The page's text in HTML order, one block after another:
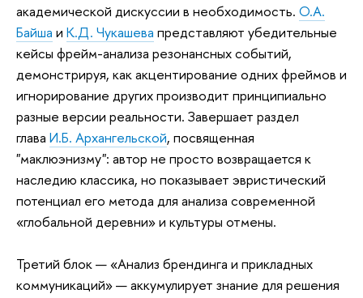
академической дискуссии в необходимость. О.А.
Байша и К.Д. Чукашева представляют убедительные
кейсы фрейм-анализа резонансных событий,
демонстрируя, как акцентирование одних фреймов и
игнорирование других производит принципиально
разные версии реальности. Завершает раздел
глава И.Б. Архангельской, посвященная
"маклюэнизму": автор не просто возвращается к
наследию классика, но показывает эвристический
потенциал его метода для анализа современной
«глобальной деревни» и культуры отмены.
Третий блок — «Анализ брендинга и прикладных
коммуникаций» — аккумулирует знание для решения